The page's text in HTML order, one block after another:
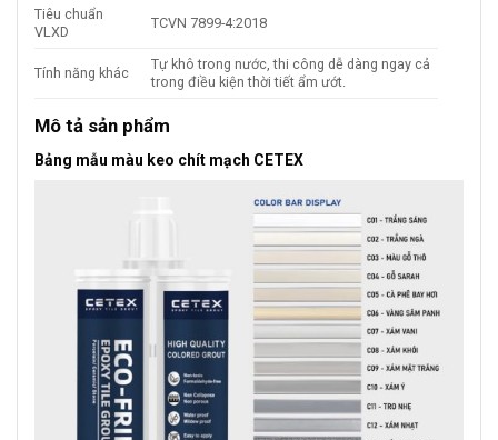
Tiêu chuẩn
VLXD
TCVN 7899-4:2018
Tính năng khác
Tự khô trong nước, thi công dễ dàng ngay cả
trong điều kiện thời tiết ẩm ướt.
Mô tả sản phẩm
Bảng mẫu màu keo chít mạch CETEX